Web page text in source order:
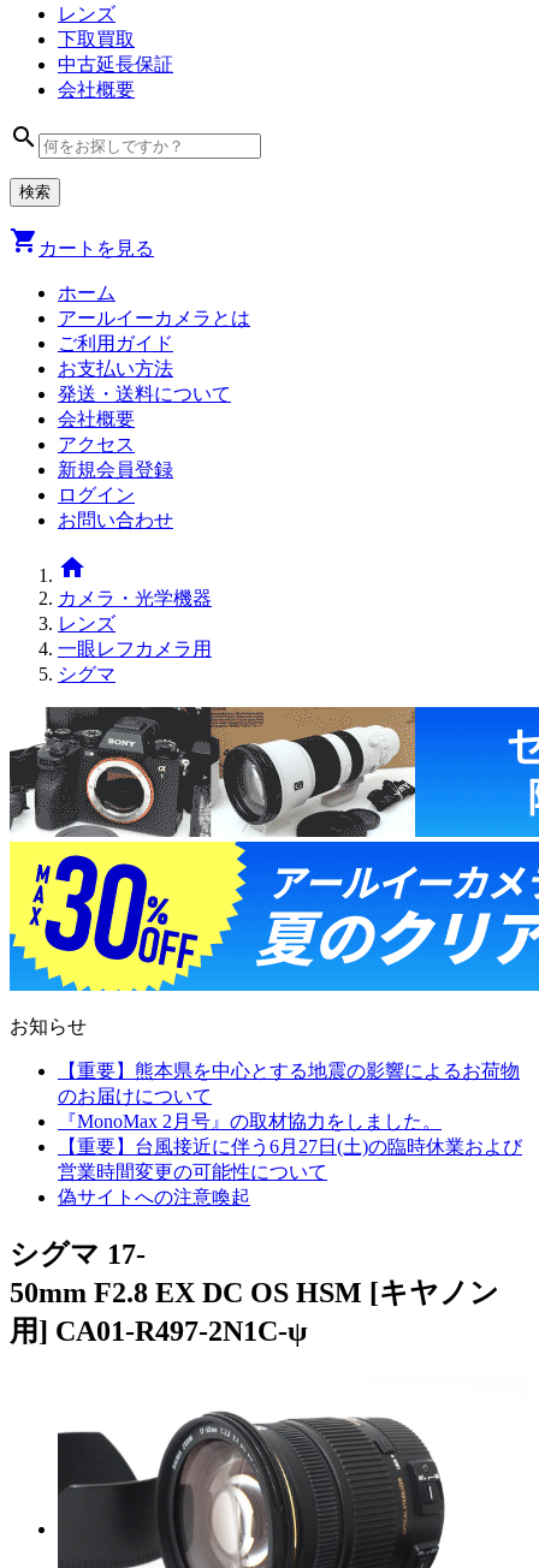
レンズ
下取買取
中古延長保証
会社概要
search
shopping_cart カートを見る
ホーム
アールイーカメラとは
ご利用ガイド
お支払い方法
発送・送料について
会社概要
アクセス
新規会員登録
ログイン
お問い合わせ
home
カメラ・光学機器
レンズ
一眼レフカメラ用
シグマ
お知らせ
【重要】熊本県を中心とする地震の影響によるお荷物
のお届けについて
『MonoMax 2月号』の取材協力をしました。
【重要】台風接近に伴う6月27日(土)の臨時休業および
営業時間変更の可能性について
偽サイトへの注意喚起
シグマ 17-
50mm F2.8 EX DC OS HSM [キヤノン
用] CA01-R497-2N1C-ψ